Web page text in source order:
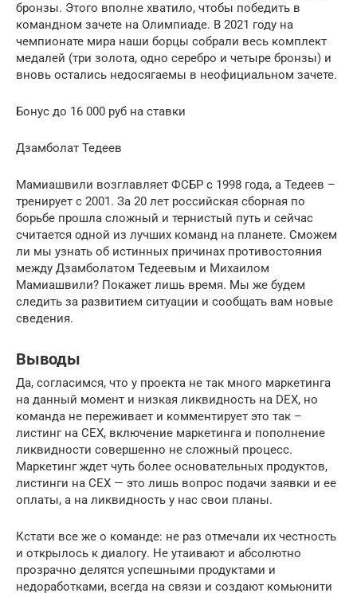
бронзы. Этого вполне хватило, чтобы победить в
командном зачете на Олимпиаде. В 2021 году на
чемпионате мира наши борцы собрали весь комплект
медалей (три золота, одно серебро и четыре бронзы) и
вновь остались недосягаемы в неофициальном зачете.
Бонус до 16 000 руб на ставки
Дзамболат Тедеев
Мамиашвили возглавляет ФСБР с 1998 года, а Тедеев –
тренирует с 2001. За 20 лет российская сборная по
борьбе прошла сложный и тернистый путь и сейчас
считается одной из лучших команд на планете. Сможем
ли мы узнать об истинных причинах противостояния
между Дзамболатом Тедеевым и Михаилом
Мамиашвили? Покажет лишь время. Мы же будем
следить за развитием ситуации и сообщать вам новые
сведения.
Выводы
Да, согласимся, что у проекта не так много маркетинга
на данный момент и низкая ликвидность на DEX, но
команда не переживает и комментирует это так –
листинг на CEX, включение маркетинга и пополнение
ликвидности совершенно не сложный процесс.
Маркетинг ждет чуть более основательных продуктов,
листинги на CEX — это лишь вопрос подачи заявки и ее
оплаты, а на ликвидность у нас свои планы.
Кстати все же о команде: не раз отмечали их честность
и открылось к диалогу. Не утаивают и абсолютно
прозрачно делятся успешными продуктами и
недоработками, всегда на связи и создают комьюнити